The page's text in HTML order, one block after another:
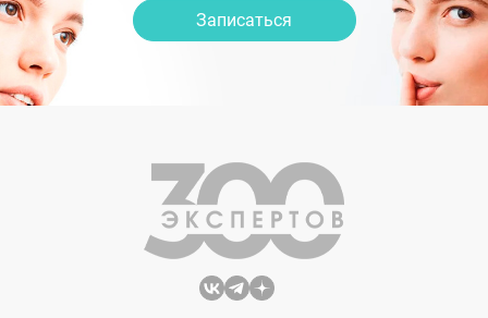
Записаться